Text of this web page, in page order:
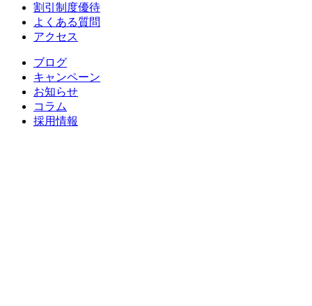
割引制度優待
よくある質問
アクセス
ブログ
キャンペーン
お知らせ
コラム
採用情報